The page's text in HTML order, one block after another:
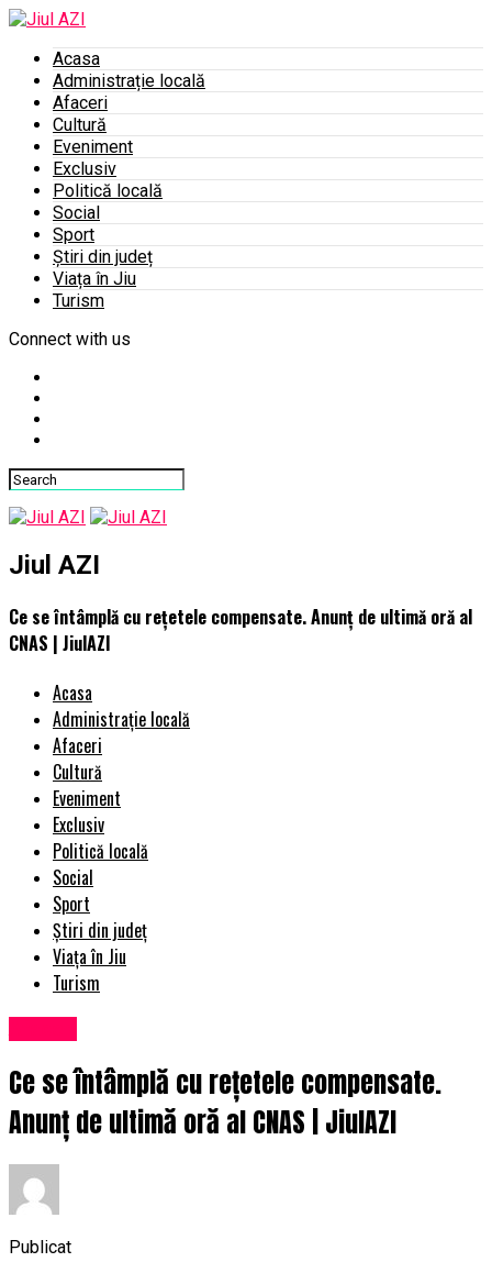
Acasa
Administrație locală
Afaceri
Cultură
Eveniment
Exclusiv
Politică locală
Social
Sport
Știri din județ
Viața în Jiu
Turism
Connect with us
Jiul AZI
Ce se întâmplă cu rețetele compensate. Anunț de ultimă oră al
CNAS | JiulAZI
Acasa
Administrație locală
Afaceri
Cultură
Eveniment
Exclusiv
Politică locală
Social
Sport
Știri din județ
Viața în Jiu
Turism
Ce se întâmplă cu rețetele compensate.
Anunț de ultimă oră al CNAS | JiulAZI
Publicat